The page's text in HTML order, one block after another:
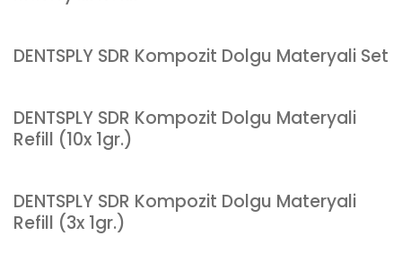
DENTSPLY SDR Kompozit Dolgu Materyali Set
DENTSPLY SDR Kompozit Dolgu Materyali
Refill (10x 1gr.)
DENTSPLY SDR Kompozit Dolgu Materyali
Refill (3x 1gr.)